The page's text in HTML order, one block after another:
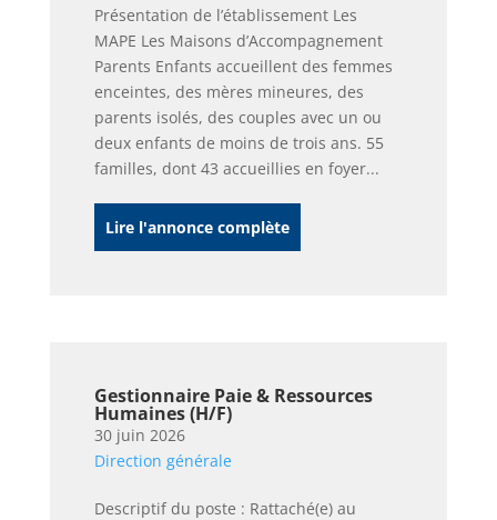
Présentation de l’établissement Les
MAPE Les Maisons d’Accompagnement
Parents Enfants accueillent des femmes
enceintes, des mères mineures, des
parents isolés, des couples avec un ou
deux enfants de moins de trois ans. 55
familles, dont 43 accueillies en foyer...
Lire l'annonce complète
Gestionnaire Paie & Ressources
Humaines (H/F)
30 juin 2026
Direction générale
Descriptif du poste : Rattaché(e) au